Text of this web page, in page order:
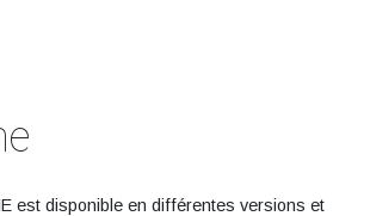
est disponible en différentes versions et